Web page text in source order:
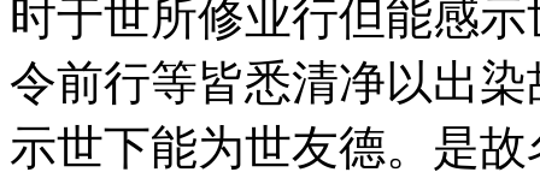
时于世所修业行但能感
令前行等皆悉清净以出
示世下能为世友德。是